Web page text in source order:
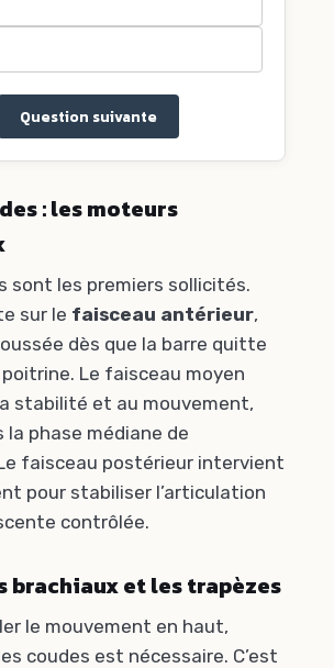
Question suivante
: les moteurs
sont les premiers sollicités.
sur le faisceau antérieur,
dès que la barre quitte
Le faisceau moyen
stabilité et au mouvement,
phase médiane de
faisceau postérieur intervient
pour stabiliser l’articulation
contrôlée.
brachiaux et les trapèzes
le mouvement en haut,
coudes est nécessaire. C’est